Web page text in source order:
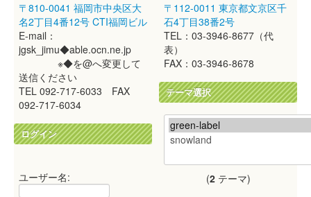
〒810-0041 福岡市中央区大
名2丁目4番12号 CTI福岡ビル
E-mail：
jgsk_jimu◆able.ocn.ne.jp
※◆を@へ変更して
送信ください
TEL 092-717-6033 FAX
092-717-6034
ログイン
ユーザー名:
〒112-0011 東京都文京区千
石4丁目38番2号
TEL：03-3946-8677（代
表）
FAX：03-3946-8678
テーマ選択
(2テーマ)